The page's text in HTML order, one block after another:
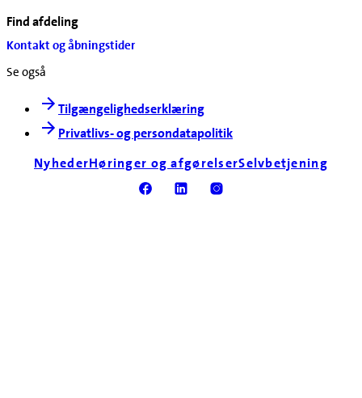
Find afdeling
Kontakt og åbningstider
Se også
Tilgængelighedserklæring
Privatlivs- og persondatapolitik
NyhederHøringer og afgørelserSelvbetjening